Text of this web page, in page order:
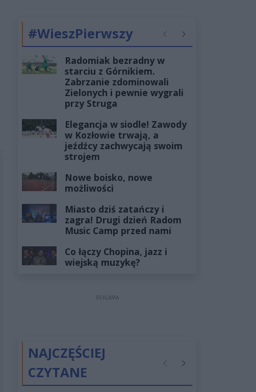
#WieszPierwszy PoprzednieNastępne
Radomiak bezradny w
starciu z Górnikiem.
Zabrzanie zdominowali
Zielonych i pewnie wygrali
przy Struga
Elegancja w siodle! Zawody
w Kozłowie trwają, a
jeźdźcy zachwycają swoim
strojem
Nowe boisko, nowe
możliwości
Miasto dziś zatańczy i
zagra! Drugi dzień Radom
Music Camp przed nami
Co łączy Chopina, jazz i
wiejską muzykę?
REKLAMA
NAJCZĘŚCIEJ
CZYTANE
PoprzednieNastępne